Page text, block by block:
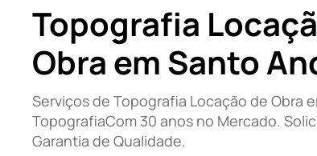
Topografia
Obra em Santo
Serviços de Topografia Locação de Obra
TopografiaCom 30 anos no Mercado.
Garantia de Qualidade.